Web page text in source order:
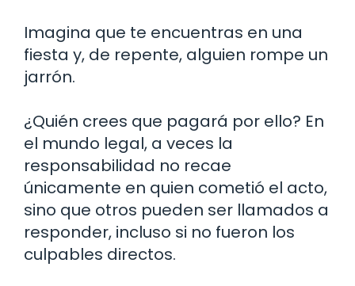
Imagina que te encuentras en una
fiesta y, de repente, alguien rompe un
jarrón.
¿Quién crees que pagará por ello? En
el mundo legal, a veces la
responsabilidad no recae
únicamente en quien cometió el acto,
sino que otros pueden ser llamados a
responder, incluso si no fueron los
culpables directos.